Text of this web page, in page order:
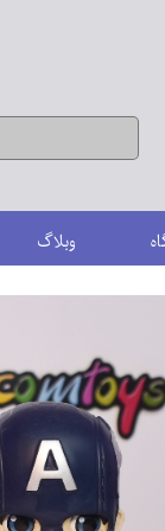
وبلاگ